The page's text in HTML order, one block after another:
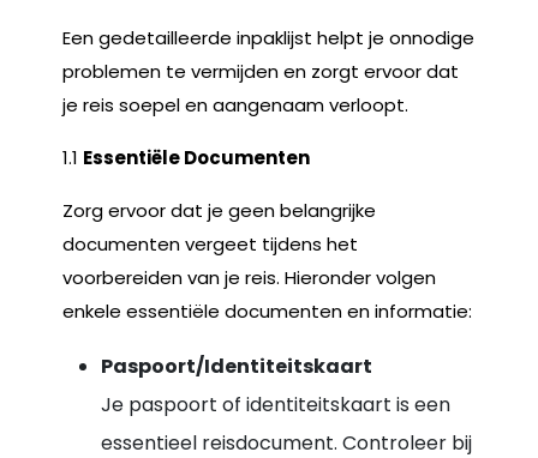
Een gedetailleerde inpaklijst helpt je onnodige
problemen te vermijden en zorgt ervoor dat
je reis soepel en aangenaam verloopt.
1.1 Essentiële Documenten
Zorg ervoor dat je geen belangrijke
documenten vergeet tijdens het
voorbereiden van je reis. Hieronder volgen
enkele essentiële documenten en informatie:
Paspoort/Identiteitskaart
Je paspoort of identiteitskaart is een
essentieel reisdocument. Controleer bij